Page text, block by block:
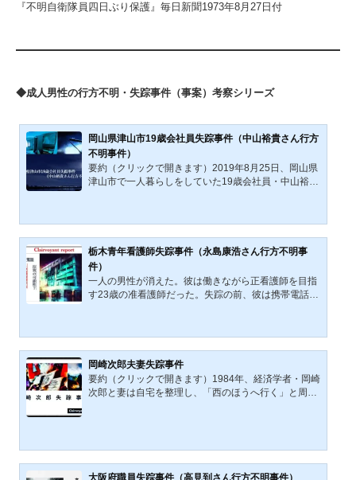
『不明自衛隊員四日ぶり保護』毎日新聞1973年8月27日付
◆成人男性の行方不明・失踪事件（事案）考察シリーズ
岡山県津山市19歳会社員失踪事件（中山裕貴さん行方
不明事件）
要約（クリックで開きます）2019年8月25日、岡山県
津山市で一人暮らしをしていた19歳会社員・中山裕貴
勤し、部屋には現金約6万円、預金約80万円、私物や
自転車も残されていた。足取りからは鳥取県日野町の
江尾駅へ向かった可能性が高いが、目的は不明であ
る。本記事は、移動経路、所持品、交友関係、オンラ
イン上の接点の可能性を整理し、失踪の背景を検討す
る。消えたのではない。呼ばれたのである。そう考え
栃木青年看護師失踪事件（永島康浩さん行方不明事
件）
一人の男性が消えた。彼は働きながら正看護師を目指
す23歳の准看護師だった。失踪の前、彼は携帯電話で
栃木青年看護師失踪事件（永島康浩さん行方不明事
件）は、北朝鮮の工作員による拉致事件の可能性も否
定できないといわれる謎の多い失踪・行方不明事案
（事件）である。栃木青年看護師失踪事件（永島康浩
さん行方不明事件）概要2002（平成14）年4月30日
岡崎次郎夫妻失踪事件
要約（クリックで開きます）1984年、経済学者・岡崎
次郎と妻は自宅を整理し、「西のほうへ行く」と周囲
人がどのような決意の末に海へ向かったのかを検討す
大阪府職員失踪事件（高見到さん行方不明事件）